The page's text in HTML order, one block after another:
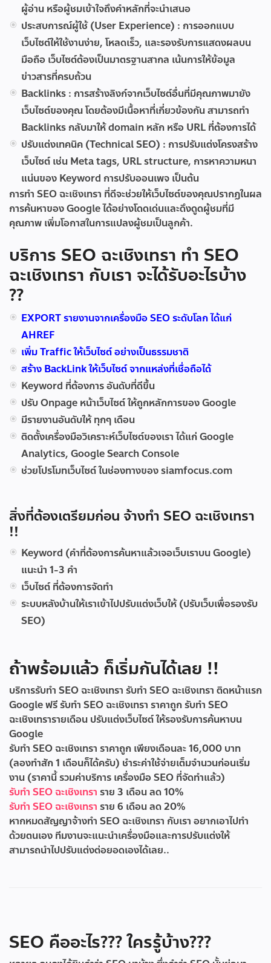
ผู้อ่าน หรือผู้ชมเข้าใจถึงคำหลักที่จะนำเสนอ
ประสบการณ์ผู้ใช้ (User Experience) : การออกแบบ
เว็บไซต์ให้ใช้งานง่าย, โหลดเร็ว, และรองรับการแสดงผลบน
มือถือ เว็บไซต์ต้องเป็นมาตรฐานสากล เน้นการให้ข้อมูล
ข่าวสารที่ครบถ้วน
Backlinks : การสร้างลิงก์จากเว็บไซต์อื่นที่มีคุณภาพมายัง
เว็บไซต์ของคุณ โดยต้องมีเนื้อหาที่เกี่ยวข้องกัน สามารถทำ
Backlinks กลับมาให้ domain หลัก หรือ URL ที่ต้องการได้
ปรับแต่งเทคนิค (Technical SEO) : การปรับแต่งโครงสร้าง
เว็บไซต์ เช่น Meta tags, URL structure, การหาความหนา
แน่นของ Keyword การปรับออนเพจ เป็นต้น
การทำ SEO ฉะเชิงเทรา ที่ดีจะช่วยให้เว็บไซต์ของคุณปรากฏในผล
การค้นหาของ Google ได้อย่างโดดเด่นและดึงดูดผู้ชมที่มี
คุณภาพ เพิ่มโอกาสในการแปลงผู้ชมเป็นลูกค้า.
บริการ SEO ฉะเชิงเทรา ทำ SEO
ฉะเชิงเทรา กับเรา จะได้รับอะไรบ้าง
??
EXPORT รายงานจากเครื่องมือ SEO ระดับโลก ได้แก่
AHREF
เพิ่ม Traffic ให้เว็บไซต์ อย่างเป็นธรรมชาติ
สร้าง BackLink ให้เว็บไซต์ จากแหล่งที่เชื่อถือได้
Keyword ที่ต้องการ อันดับที่ดีขึ้น
ปรับ Onpage หน้าเว็บไซต์ ให้ถูกหลักการของ Google
มีรายงานอันดับให้ ทุกๆ เดือน
ติดตั้งเครื่องมือวิเคราะห์เว็บไซต์ของเรา ได้แก่ Google
Analytics, Google Search Console
ช่วยโปรโมทเว็บไซต์ ในช่องทางของ siamfocus.com
สิ่งที่ต้องเตรียมก่อน จ้างทำ SEO ฉะเชิงเทรา
!!
Keyword (คำที่ต้องการค้นหาแล้วเจอเว็บเราบน Google)
แนะนำ 1-3 คำ
เว็บไซต์ ที่ต้องการจัดทำ
ระบบหลังบ้านให้เราเข้าไปปรับแต่งเว็บให้ (ปรับเว็บเพื่อรองรับ
SEO)
ถ้าพร้อมแล้ว ก็เริ่มกันได้เลย !!
บริการรับทำ SEO ฉะเชิงเทรา รับทำ SEO ฉะเชิงเทรา ติดหน้าแรก
Google ฟรีรับทํา SEO ฉะเชิงเทรา ราคาถูกรับทํา SEO
ฉะเชิงเทรารายเดือน ปรับแต่งเว็บไซต์ ให้รองรับการค้นหาบน
Google
รับทำ SEO ฉะเชิงเทรา ราคาถูก เพียงเดือนละ 16,000 บาท
(ลองทำสัก 1 เดือนก็ได้ครับ) ชำระค่าใช้จ่ายเต็มจำนวนก่อนเริ่ม
งาน (ราคานี้ รวมค่าบริการ เครื่องมือ SEO ที่จัดทำแล้ว)
รับทำ SEO ฉะเชิงเทรา ราย 3 เดือน ลด 10%
รับทำ SEO ฉะเชิงเทรา ราย 6 เดือน ลด 20%
หากหมดสัญญาจ้างทำ SEO ฉะเชิงเทรา กับเรา อยากเอาไปทำ
ด้วยตนเอง ทีมงานจะแนะนำเครื่องมือและการปรับแต่งให้
สามารถนำไปปรับแต่งต่อยอดเองได้เลย..
SEO คืออะไร??? ใครรู้บ้าง???